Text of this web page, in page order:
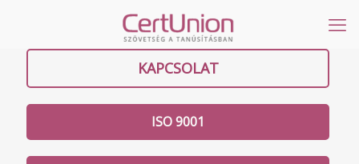
KAPCSOLAT
ISO 9001